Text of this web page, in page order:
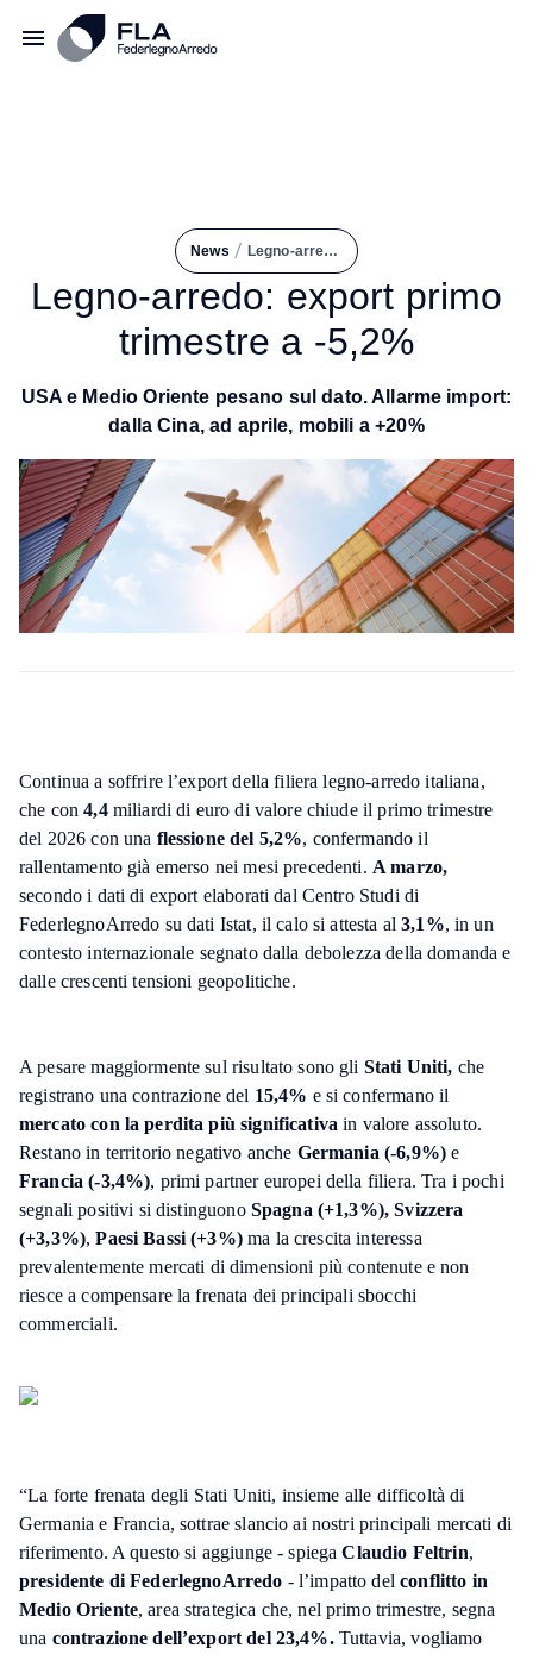
News / Legno-arredo: Export Primo Trimestre a -5,2%
Legno-arredo: export primo
trimestre a -5,2%
USA e Medio Oriente pesano sul dato. Allarme import:
dalla Cina, ad aprile, mobili a +20%
Continua a soffrire l’export della filiera legno-arredo italiana,
che con4,4miliardi di euro di valore chiude il primo trimestre
del 2026 con una flessione del 5,2%, confermando il
rallentamento già emerso nei mesi precedenti. A marzo,
secondo i dati di export elaborati dal Centro Studi di
FederlegnoArredo su dati Istat, il calo si attesta al3,1%, in un
contesto internazionale segnato dalla debolezza della domanda e
dalle crescenti tensioni geopolitiche.
A pesare maggiormente sul risultato sono gli Stati Uniti, che
registrano una contrazione del 15,4% e si confermano il
mercato con la perdita più significativa in valore assoluto.
Restano in territorio negativo anche Germania (-6,9%)e
Francia (-3,4%), primi partner europei della filiera. Tra i pochi
segnali positivi si distinguono Spagna (+1,3%), Svizzera
(+3,3%),Paesi Bassi (+3%)ma la crescita interessa
prevalentemente mercati di dimensioni più contenute e non
riesce a compensare la frenata dei principali sbocchi
commerciali.
“La forte frenata degli Stati Uniti, insieme alle difficoltà di
Germania e Francia, sottrae slancio ai nostri principali mercati di
riferimento. A questo si aggiunge - spiegaClaudio Feltrin,
presidente di FederlegnoArredo - l’impatto delconflitto in
Medio Oriente, area strategica che, nel primo trimestre, segna
una contrazione dell’export del 23,4%.Tuttavia, vogliamo